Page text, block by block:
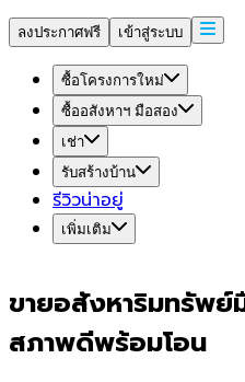
ลงประกาศฟรี เข้าสู่ระบบ
ซื้อโครงการใหม่
ซื้ออสังหาฯ มือสอง
เช่า
รับสร้างบ้าน
รีวิวน่าอยู่
เพิ่มเติม
ขายอสังหาริมทรัพย์
สภาพดีพร้อมโอน